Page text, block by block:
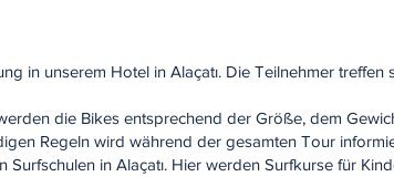
in unserem Hotel in Alaçatı. Die Teilnehmer treffen
die Bikes entsprechend der Größe, dem
Regeln wird während der gesamten Tour
Surfschulen in Alaçatı. Hier werden Surfkurse für